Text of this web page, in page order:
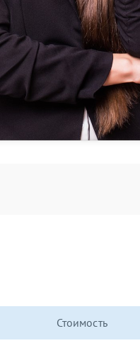
Стоимость